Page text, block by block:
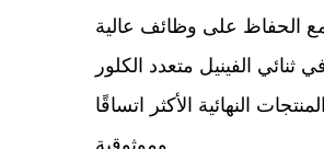
الفينيل متعدد الكلور
النهائية الأكثر اتساقًا